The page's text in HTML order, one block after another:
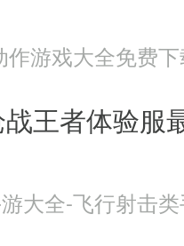
游戏大全免费
王者体验服
大全-飞行射击